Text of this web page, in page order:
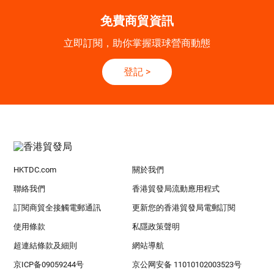
免費商貿資訊
立即訂閱，助你掌握環球營商動態
登記 >
HKTDC.com 關於我們
聯絡我們 香港貿發局流動應用程式
訂閱商貿全接觸電郵通訊 更新您的香港貿發局電郵訂閱
使用條款 私隱政策聲明
超連結條款及細則 網站導航
京ICP备09059244号 京公网安备 11010102003523号